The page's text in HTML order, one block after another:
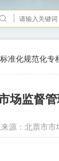
准化规范化专
场监督
来源：北票市